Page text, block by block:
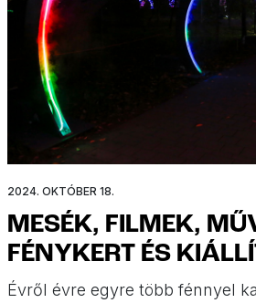
2024. OKTÓBER 18.
MESÉK, FILMEK,
FÉNYKERT ÉS
Évről évre egyre több fénnyel